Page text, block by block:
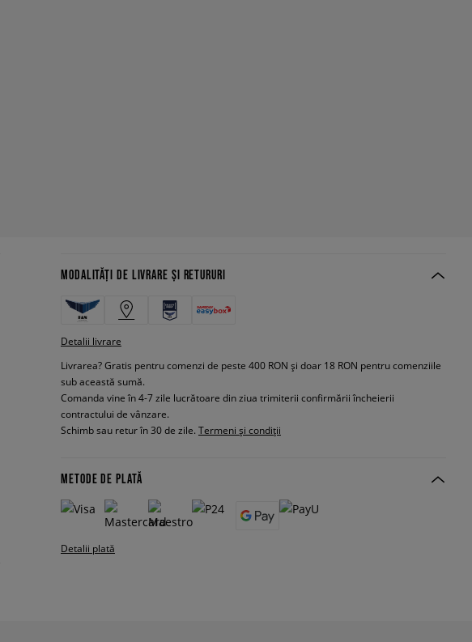
MODALITĂȚI DE LIVRARE ȘI RETURURI
Detalii livrare
Livrarea? Gratis pentru comenzi de peste 400 RON și doar 18 RON pentru comenziile
sub această sumă.
Comanda vine în 4-7 zile lucrătoare din ziua trimiterii confirmării încheierii
contractului de vânzare.
Schimb sau retur în 30 de zile. Termeni și condiții
METODE DE PLATĂ
Detalii plată